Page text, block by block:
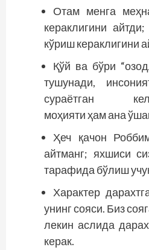
Отам менга
кераклигини
кўриш кераклигини
Қўй ва бўри
тушунади,
сураётган
моҳияти ҳам ана
Ҳеч қачон
айтманг; яхшиси
тарафида бўлиш
Характер
унинг сояси. Биз
лекин аслида
керак.